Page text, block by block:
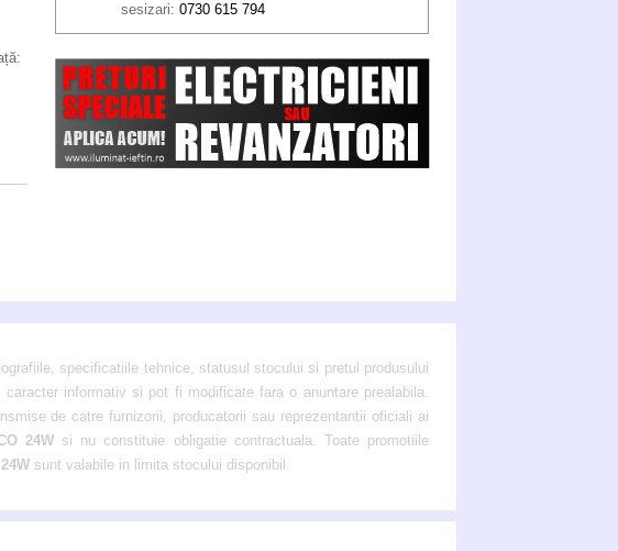
sesizari: 0730 615 794
specificatiile tehnice, statusul stocului si pretul produsului
caracter informativ si pot fi modificate fara o anuntare prealabila.
de catre furnizorii, producatorii sau reprezentantii oficiali ai
24W si nu constituie obligatie contractuala. Toate promotiile
sunt valabile in limita stocului disponibil.